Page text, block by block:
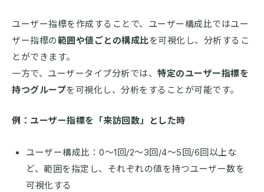
ユーザー指標を作成することで、ユーザー構成比ではユー
ザー指標の範囲や値ごとの構成比を可視化し、分析するこ
とができます。
一方で、ユーザータイプ分析では、 特定のユーザー指標を
持つグループを可視化し、分析をすることが可能です。
例：ユーザー指標を「来訪回数」とした時
ユーザー構成比：0〜1回/2〜3回/4〜5回/6回以上な
ど、範囲を指定し、それぞれの値を持つユーザー数を
可視化する